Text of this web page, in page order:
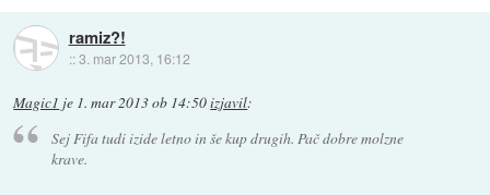
ramiz?!
::3. mar 2013, 16:12
Magic1 je 1. mar 2013 ob 14:50izjavil:
Sej Fifa tudi izide letno in še kup drugih. Pač dobre molzne
krave.